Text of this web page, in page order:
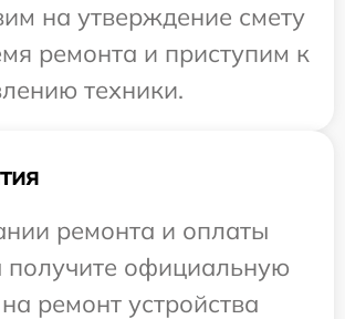
на утверждение смету
ремонта и приступим к
техники.
ремонта и оплаты
получите официальную
ремонт устройства